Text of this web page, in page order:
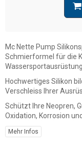
Mc Nette Pump
Schmierformel für die
Wassersportausrüstung
Hochwertiges Silikon
Verschleiss Ihrer
Schützt Ihre Neopren,
Oxidation, Korrosion
Mehr Infos